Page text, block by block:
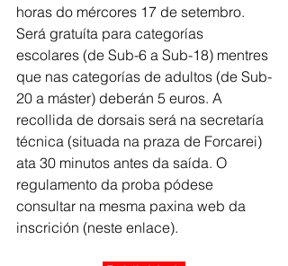
horas do mércores 17 de setembro.
Será gratuíta para categorías
escolares (de Sub-6 a Sub-18) mentres
que nas categorías de adultos (de Sub-
20 a máster) deberán 5 euros. A
recollida de dorsais será na secretaría
técnica (situada na praza de Forcarei)
ata 30 minutos antes da saída. O
regulamento da proba pódese
consultar na mesma paxina web da
inscrición (neste enlace).